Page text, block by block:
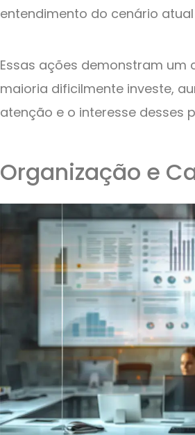
entendimento do cenário
Essas ações demonstram
maioria dificilmente investe,
atenção e o interesse desses
Organização e